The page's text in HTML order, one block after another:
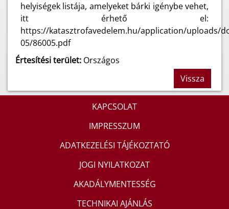
helyiségek listája, amelyeket bárki igénybe vehet,
itt érhető el:
https://katasztrofavedelem.hu/application/uploads/
05/86005.pdf
Értesítési terület: Országos
Vissza
KAPCSOLAT
IMPRESSZUM
ADATKEZELÉSI TÁJÉKOZTATÓ
JOGI NYILATKOZAT
AKADÁLYMENTESSÉG
TECHNIKAI AJÁNLÁS